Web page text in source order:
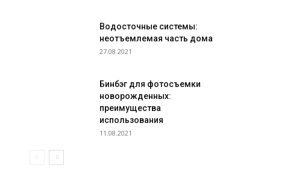
Водосточные системы:
неотъемлемая часть дома
27.08.2021
Бинбэг для фотосъемки
новорожденных:
преимущества
использования
11.08.2021